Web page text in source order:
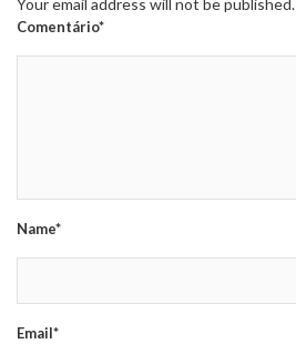
Comentário*
Name*
Email*